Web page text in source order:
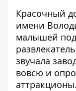
Красочный
имени
малышей
звучала
вовсю и
аттракционы.